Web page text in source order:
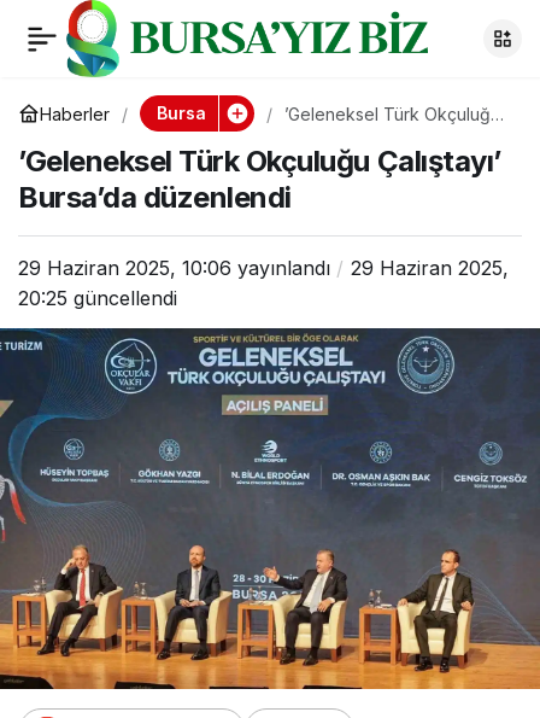
Haberler Bursa
’Geleneksel Türk Okçuluğu
düzenlendi
’Geleneksel Türk Okçuluğu Çalıştayı’
Bursa’da düzenlendi
29 Haziran 2025, 10:06 yayınlandı
29 Haziran 2025,
20:25 güncellendi
’Geleneksel Türk
Okçuluğu Çalıştayı’
Bursa’da düzenlendi